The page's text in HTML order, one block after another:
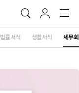
법률서식 생활서식 세무